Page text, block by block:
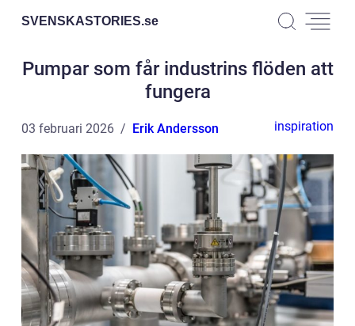
SVENSKASTORIES.se
Pumpar som får industrins flöden att
fungera
03 februari 2026 Erik Andersson inspiration